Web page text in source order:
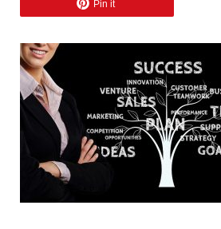
Pin it